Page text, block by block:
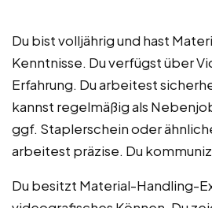
Du bist volljährig und hast
Kenntnisse. Du verfügst über
Erfahrung. Du arbeitest
kannst regelmäßig als
ggf. Staplerschein oder
arbeitest präzise. Du
Du besitzt Material-Handling-